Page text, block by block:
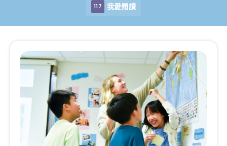
117 我愛閱讀